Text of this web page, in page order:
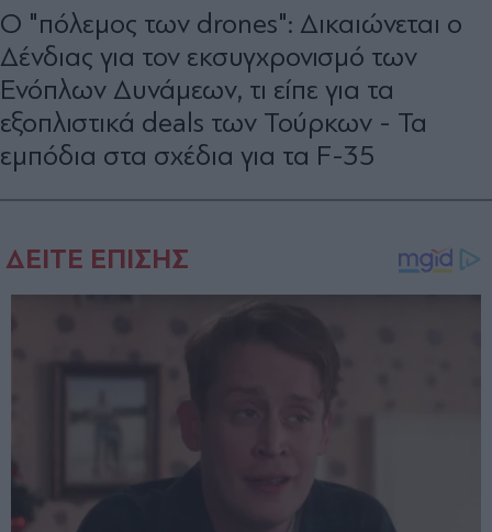
O "πόλεμος των drones": Δικαιώνεται ο
Δένδιας για τον εκσυγχρονισμό των
Ενόπλων Δυνάμεων, τι είπε για τα
εξοπλιστικά deals των Τούρκων - Τα
εμπόδια στα σχέδια για τα F-35